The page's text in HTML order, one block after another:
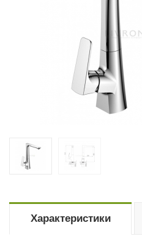
Характеристики